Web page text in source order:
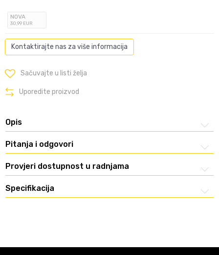
NOVA
30,99 EUR
Kontaktirajte nas za više informacija
Sačuvajte u listi želja
Uporedite proizvod
Opis
Pitanja i odgovori
Provjeri dostupnost u radnjama
Specifikacija